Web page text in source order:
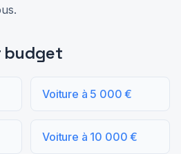
budget
Voiture à 5 000 €
Voiture à 10 000 €